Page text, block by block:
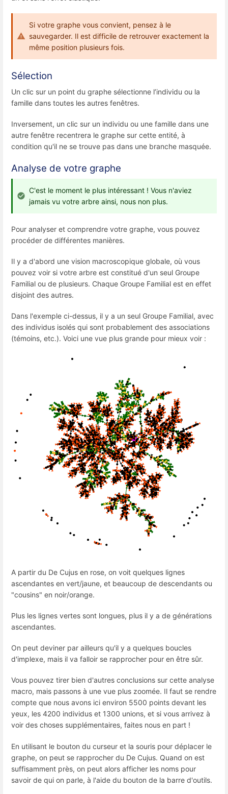
Si votre graphe vous convient, pensez à le
sauvegarder. Il est difficile de retrouver exactement la
même position plusieurs fois.
Sélection
Un clic sur un point du graphe sélectionne l’individu ou la
famille dans toutes les autres fenêtres.
Inversement, un clic sur un individu ou une famille dans une
autre fenêtre recentrera le graphe sur cette entité, à
condition qu'il ne se trouve pas dans une branche masquée.
Analyse de votre graphe
C'est le moment le plus intéressant ! Vous n'aviez
jamais vu votre arbre ainsi, nous non plus.
Pour analyser et comprendre votre graphe, vous pouvez
procéder de différentes manières.
Il y a d'abord une vision macroscopique globale, où vous
pouvez voir si votre arbre est constitué d'un seul Groupe
Familial ou de plusieurs. Chaque Groupe Familial est en effet
disjoint des autres.
Dans l'exemple ci-dessus, il y a un seul Groupe Familial, avec
des individus isolés qui sont probablement des associations
(témoins, etc.). Voici une vue plus grande pour mieux voir :
A partir du De Cujus en rose, on voit quelques lignes
ascendantes en vert/jaune, et beaucoup de descendants ou
"cousins" en noir/orange.
Plus les lignes vertes sont longues, plus il y a de générations
ascendantes.
On peut deviner par ailleurs qu'il y a quelques boucles
d'implexe, mais il va falloir se rapprocher pour en être sûr.
Vous pouvez tirer bien d'autres conclusions sur cette analyse
macro, mais passons à une vue plus zoomée. Il faut se rendre
compte que nous avons ici environ 5500 points devant les
yeux, les 4200 individus et 1300 unions, et si vous arrivez à
voir des choses supplémentaires, faites nous en part !
En utilisant le bouton du curseur et la souris pour déplacer le
graphe, on peut se rapprocher du De Cujus. Quand on est
suffisamment près, on peut alors afficher les noms pour
savoir de qui on parle, à l'aide du bouton de la barre d'outils.